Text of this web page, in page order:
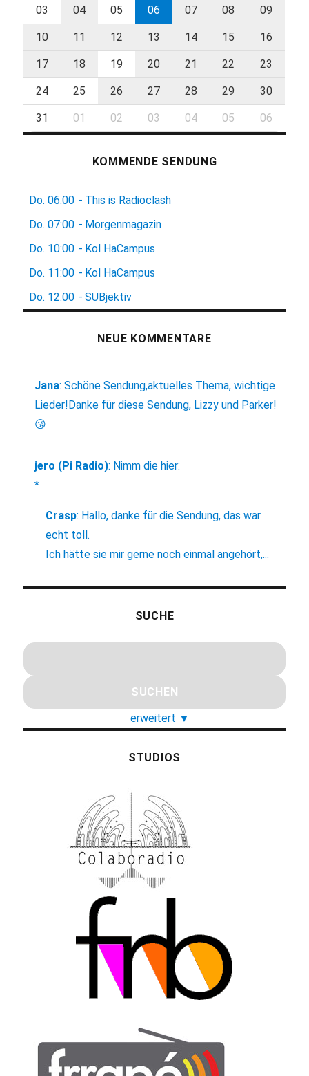
03 04 05 06 07 08 09
10 11 12 13 14 15 16
17 18 19 20 21 22 23
24 25 26 27 28 29 30
31 01 02 03 04 05 06
KOMMENDE SENDUNG
Do. 06:00 - This is Radioclash
Do. 07:00 - Morgenmagazin
Do. 10:00 - Kol HaCampus
Do. 11:00 - Kol HaCampus
Do. 12:00 - SUBjektiv
NEUE KOMMENTARE
Jana:Schöne Sendung,aktuelles Thema, wichtige
Lieder!Danke für diese Sendung, Lizzy und Parker!
😘
jero (Pi Radio): Nimm die hier:
*
Crasp: Hallo, danke für die Sendung, das war
echt toll.
Ich hätte sie mir gerne noch einmal angehört,...
SUCHE
erweitert ▼
STUDIOS